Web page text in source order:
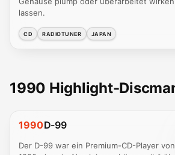
lassen.
CD RADIOTUNER JAPAN
1990 Highlight-
1990D-99
Der D-99 war ein Premium-CD-Player von